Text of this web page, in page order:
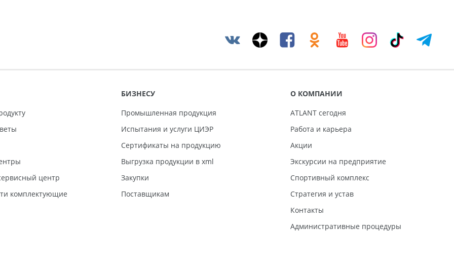
центр
комплектующие
БИЗНЕСУ
Промышленная продукция
Испытания и услуги ЦИЭР
Сертификаты на продукцию
Выгрузка продукции в xml
Закупки
Поставщикам
О КОМПАНИИ
ATLANT сегодня
Работа и карьера
Акции
Экскурсии на предприятие
Спортивный комплекс
Стратегия и устав
Контакты
Административные процедуры